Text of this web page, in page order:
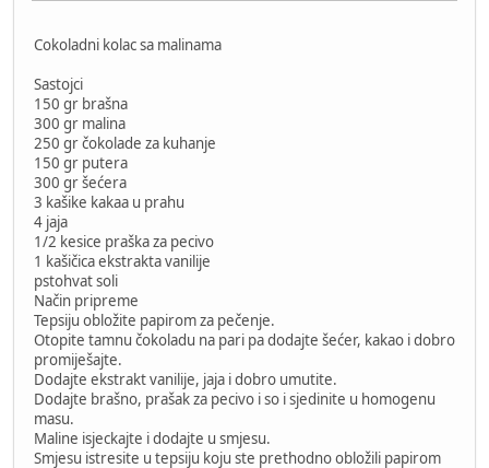
Cokoladni kolac sa malinama
Sastojci
150 gr brašna
300 gr malina
250 gr čokolade za kuhanje
150 gr putera
300 gr šećera
3 kašike kakaa u prahu
4 jaja
1/2 kesice praška za pecivo
1 kašičica ekstrakta vanilije
pstohvat soli
Način pripreme
Tepsiju obložite papirom za pečenje.
Otopite tamnu čokoladu na pari pa dodajte šećer, kakao i dobro
promiješajte.
Dodajte ekstrakt vanilije, jaja i dobro umutite.
Dodajte brašno, prašak za pecivo i so i sjedinite u homogenu
masu.
Maline isjeckajte i dodajte u smjesu.
Smjesu istresite u tepsiju koju ste prethodno obložili papirom